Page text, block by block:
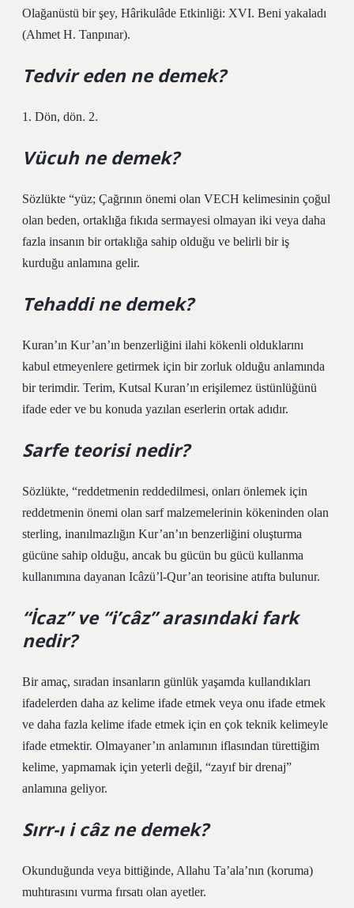
Olağanüstü bir şey, Hârikulâde Etkinliği: XVI. Beni yakaladı
(Ahmet H. Tanpınar).
Tedvir eden ne demek?
1. Dön, dön. 2.
Vücuh ne demek?
Sözlükte “yüz; Çağrının önemi olan VECH kelimesinin çoğul
olan beden, ortaklığa fıkıda sermayesi olmayan iki veya daha
fazla insanın bir ortaklığa sahip olduğu ve belirli bir iş
kurduğu anlamına gelir.
Tehaddi ne demek?
Kuran’ın Kur’an’ın benzerliğini ilahi kökenli olduklarını
kabul etmeyenlere getirmek için bir zorluk olduğu anlamında
bir terimdir. Terim, Kutsal Kuran’ın erişilemez üstünlüğünü
ifade eder ve bu konuda yazılan eserlerin ortak adıdır.
Sarfe teorisi nedir?
Sözlükte, “reddetmenin reddedilmesi, onları önlemek için
reddetmenin önemi olan sarf malzemelerinin kökeninden olan
sterling, inanılmazlığın Kur’an’ın benzerliğini oluşturma
gücüne sahip olduğu, ancak bu gücün bu gücü kullanma
kullanımına dayanan Icâzü’l-Qur’an teorisine atıfta bulunur.
“İcaz” ve “i’câz” arasındaki fark
nedir?
Bir amaç, sıradan insanların günlük yaşamda kullandıkları
ifadelerden daha az kelime ifade etmek veya onu ifade etmek
ve daha fazla kelime ifade etmek için en çok teknik kelimeyle
ifade etmektir. Olmayaner’ın anlamının iflasından türettiğim
kelime, yapmamak için yeterli değil, “zayıf bir drenaj”
anlamına geliyor.
Sırr-ı i câz ne demek?
Okunduğunda veya bittiğinde, Allahu Ta’ala’nın (koruma)
muhtırasını vurma fırsatı olan ayetler.